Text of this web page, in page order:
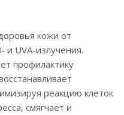
кожи от
UVA-излучения.
профилактику
реакцию клеток
смягчает и